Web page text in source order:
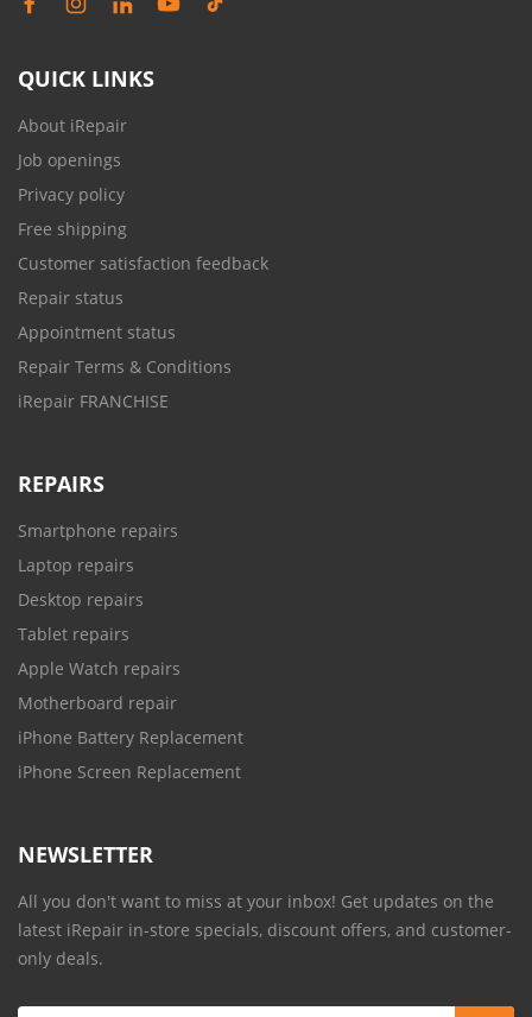
QUICK LINKS
About iRepair
Job openings
Privacy policy
Free shipping
Customer satisfaction feedback
Repair status
Appointment status
Repair Terms & Conditions
iRepair FRANCHISE
REPAIRS
Smartphone repairs
Laptop repairs
Desktop repairs
Tablet repairs
Apple Watch repairs
Motherboard repair
iPhone Battery Replacement
iPhone Screen Replacement
NEWSLETTER
All you don't want to miss at your inbox! Get updates on the
latest iRepair in-store specials, discount offers, and customer-
only deals.